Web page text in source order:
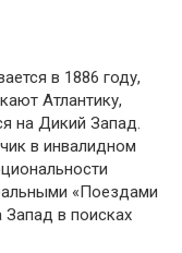
в 1886 году,
Атлантику,
на Дикий Запад.
в инвалидном
«Поездами
Запад в поисках